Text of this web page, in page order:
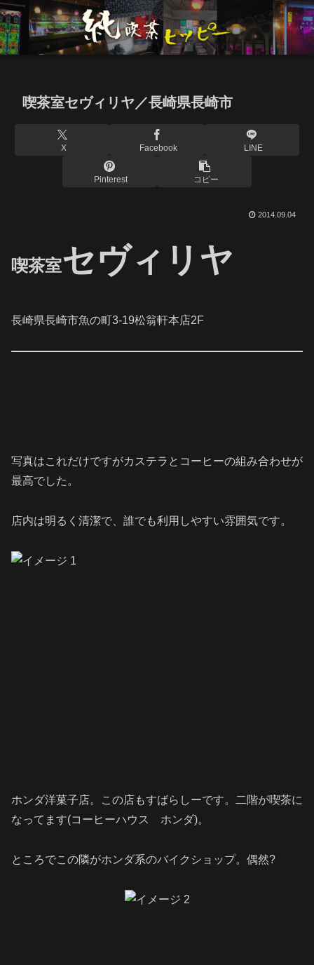
喫茶室セヴィリヤ／長崎県長崎市
X Facebook LINE
Pinterest コピー
2014.09.04
喫茶室セヴィリヤ
長崎県長崎市魚の町3-19松翁軒本店2F
写真はこれだけですがカステラとコーヒーの組み合わせが
最高でした。
店内は明るく清潔で、誰でも利用しやすい雰囲気です。
ホンダ洋菓子店。この店もすばらしーです。二階が喫茶に
なってます(コーヒーハウス ホンダ)。
ところでこの隣がホンダ系のバイクショップ。偶然?